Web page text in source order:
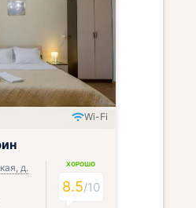
Wi-Fi
д.
ХОРОШО
8.5/10